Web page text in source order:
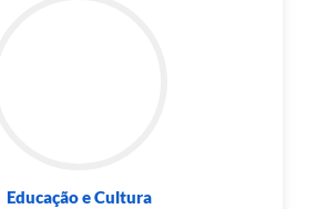
Educação e Cultura